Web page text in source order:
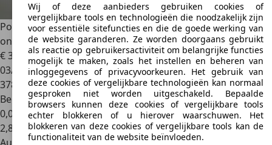
Porsche 996996 Carrera 2 Coupe Dutch Limited Edition 1 of
onl
€ 37.996
03/1999
378.000 km
Benzine
0,0 l/100 km (gem.)
2,8
Wij of deze aanbieders gebruiken cookies of
vergelijkbare tools en technologieën die noodzakelijk zijn
voor essentiële sitefuncties en die de goede werking van
de website garanderen. Ze worden doorgaans gebruikt
als reactie op gebruikersactiviteit om belangrijke functies
mogelijk te maken, zoals het instellen en beheren van
inloggegevens of privacyvoorkeuren. Het gebruik van
deze cookies of vergelijkbare technologieën kan normaal
gesproken niet worden uitgeschakeld. Bepaalde
browsers kunnen deze cookies of vergelijkbare tools
echter blokkeren of u hierover waarschuwen. Het
blokkeren van deze cookies of vergelijkbare tools kan de
functionaliteit van de website beïnvloeden.